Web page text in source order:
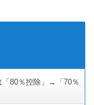
「80％控除」→「70％